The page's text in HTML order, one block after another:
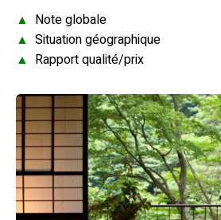
▲ Note globale
▲ Situation géographique
▲ Rapport qualité/prix